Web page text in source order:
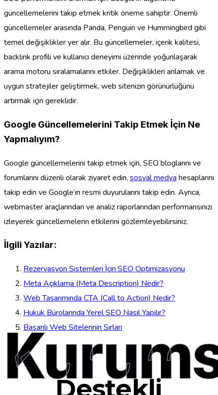
güncellemelerini takip etmek kritik öneme sahiptir. Önemli
güncellemeler arasında Panda, Penguin ve Hummingbird gibi
temel değişiklikler yer alır. Bu güncellemeler, içerik kalitesi,
backlink profili ve kullanıcı deneyimi üzerinde yoğunlaşarak
arama motoru sıralamalarını etkiler. Değişiklikleri anlamak ve
uygun stratejiler geliştirmek, web sitenizin görünürlüğünü
artırmak için gereklidir.
Google Güncellemelerini Takip Etmek İçin Ne
Yapmalıyım?
Google güncellemelerini takip etmek için, SEO bloglarını ve
forumlarını düzenli olarak ziyaret edin, sosyal medya hesaplarını
takip edin ve Google’ın resmi duyurularını takip edin. Ayrıca,
webmaster araçlarından ve analiz raporlarından performansınızı
izleyerek güncellemelerin etkilerini gözlemleyebilirsiniz.
İlgili Yazılar:
Rezervasyon Sistemleri İçin SEO Optimizasyonu
Meta Açıklama (Meta Description) Nedir?
Web Tasarımında CTA (Call to Action) Nedir?
Hukuk Bürolarında Yerel SEO Nasıl Yapılır?
Başarılı Web Sitelerinin Sırları